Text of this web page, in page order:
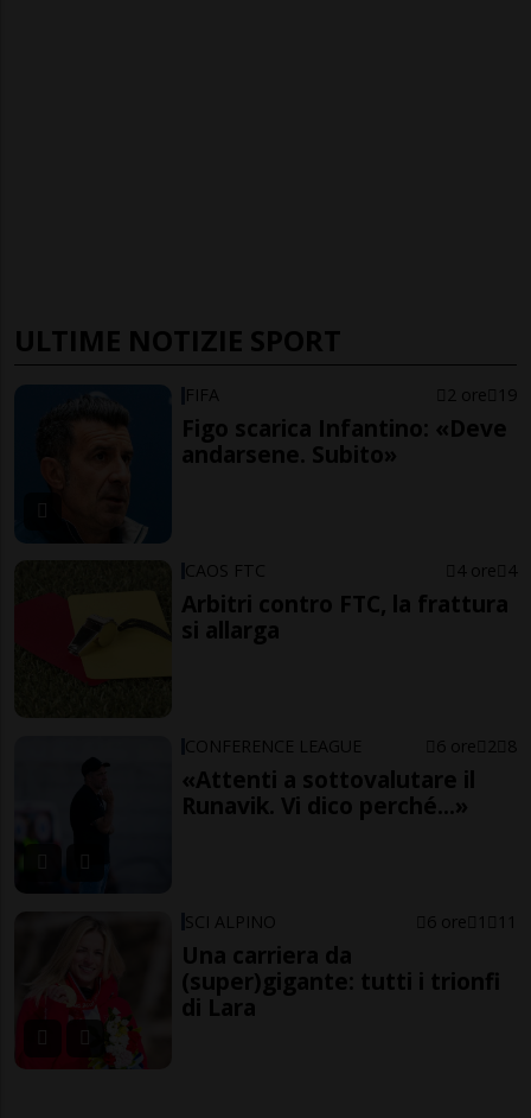
ULTIME NOTIZIE SPORT
FIFA 2 ore 19
Figo scarica Infantino: «Deve
andarsene. Subito»
CAOS FTC 4 ore 4
Arbitri contro FTC, la frattura
si allarga
CONFERENCE LEAGUE 6 ore 2 8
«Attenti a sottovalutare il
Runavik. Vi dico perché...»
SCI ALPINO 6 ore 1 11
Una carriera da
(super)gigante: tutti i trionfi
di Lara